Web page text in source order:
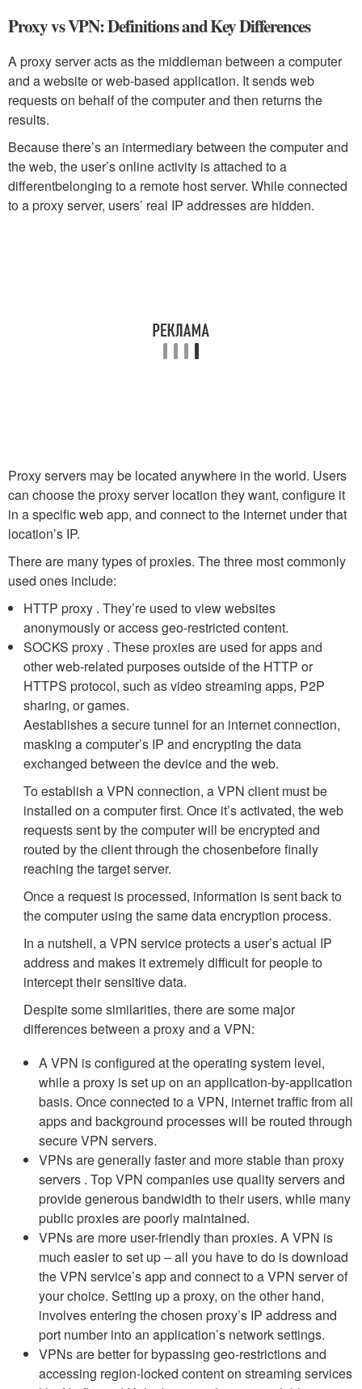
Proxy vs VPN: Definitions and Key Differences
A proxy server acts as the middleman between a computer
and a website or web-based application. It sends web
requests on behalf of the computer and then returns the
results.
Because there’s an intermediary between the computer and
the web, the user’s online activity is attached to a
differentbelonging to a remote host server. While connected
to a proxy server, users’ real IP addresses are hidden.
Proxy servers may be located anywhere in the world. Users
can choose the proxy server location they want, configure it
in a specific web app, and connect to the internet under that
location’s IP.
There are many types of proxies. The three most commonly
used ones include:
HTTP proxy . They’re used to view websites
anonymously or access geo-restricted content.
SOCKS proxy . These proxies are used for apps and
other web-related purposes outside of the HTTP or
HTTPS protocol, such as video streaming apps, P2P
sharing, or games.
Aestablishes a secure tunnel for an internet connection,
masking a computer’s IP and encrypting the data
exchanged between the device and the web.
To establish a VPN connection, a VPN client must be
installed on a computer first. Once it’s activated, the web
requests sent by the computer will be encrypted and
routed by the client through the chosenbefore finally
reaching the target server.
Once a request is processed, information is sent back to
the computer using the same data encryption process.
In a nutshell, a VPN service protects a user’s actual IP
address and makes it extremely difficult for people to
intercept their sensitive data.
Despite some similarities, there are some major
differences between a proxy and a VPN:
A VPN is configured at the operating system level,
while a proxy is set up on an application-by-application
basis. Once connected to a VPN, internet traffic from all
apps and background processes will be routed through
secure VPN servers.
VPNs are generally faster and more stable than proxy
servers . Top VPN companies use quality servers and
provide generous bandwidth to their users, while many
public proxies are poorly maintained.
VPNs are more user-friendly than proxies. A VPN is
much easier to set up – all you have to do is download
the VPN service’s app and connect to a VPN server of
your choice. Setting up a proxy, on the other hand,
involves entering the chosen proxy’s IP address and
port number into an application’s network settings.
VPNs are better for bypassing geo-restrictions and
accessing region-locked content on streaming services